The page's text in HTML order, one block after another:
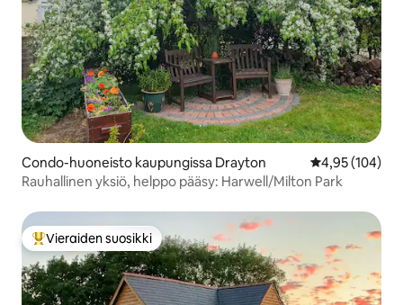
Condo-huoneisto kaupungissa Drayton
4,95 (104)
Rauhallinen yksiö, helppo pääsy: Harwell/Milton Park
Vieraiden suosikkien parhaimmistoa
Vieraiden suosikki